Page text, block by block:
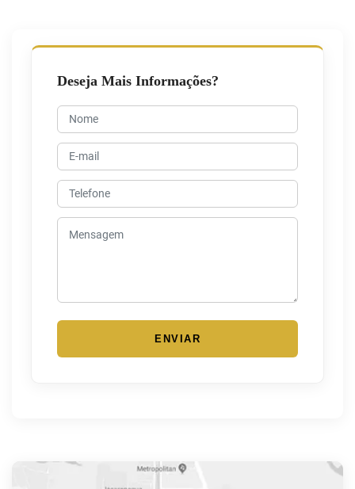
Deseja Mais Informações?
ENVIAR